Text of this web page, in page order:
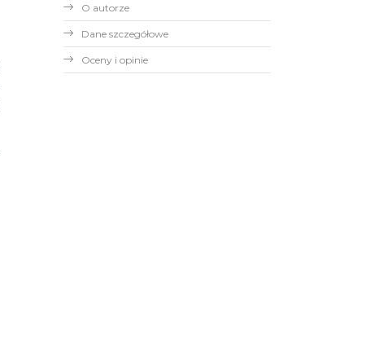
O autorze
Dane szczegółowe
Oceny i opinie